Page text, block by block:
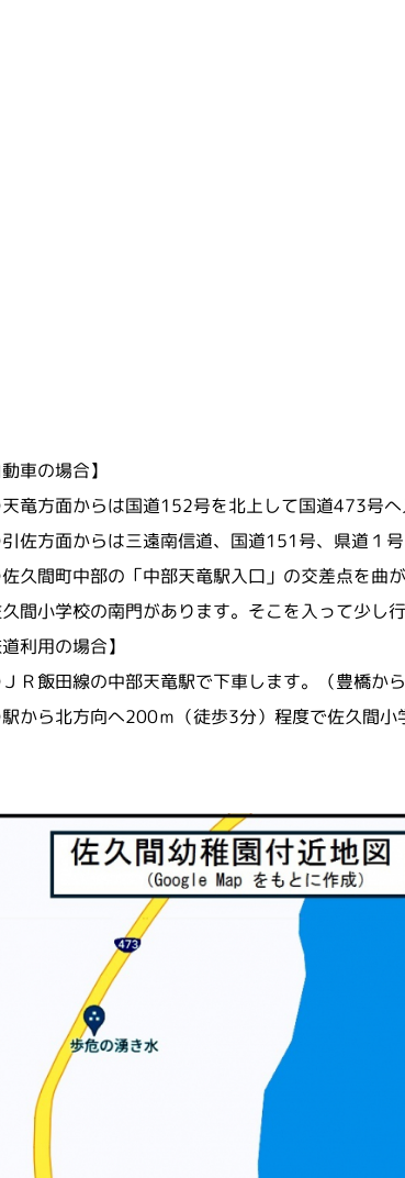
動車の場合】
竜方面からは国道152号を北上して国道473号へ
佐方面からは三遠南信道、国道151号、県道１号
久間町中部の「中部天竜駅入口」の交差点を曲
間小学校の南門があります。そこを入って少し
道利用の場合】
Ｒ飯田線の中部天竜駅で下車します。（豊橋か
から北方向へ200ｍ（徒歩3分）程度で佐久間小